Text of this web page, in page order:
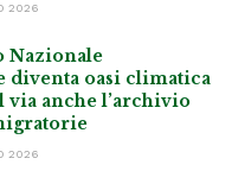
2026
Nazionale
diventa oasi climatica
via anche l’archivio
2026